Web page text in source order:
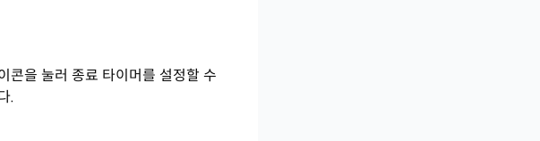
콘을 눌러 종료 타이머를 설정할 수
.